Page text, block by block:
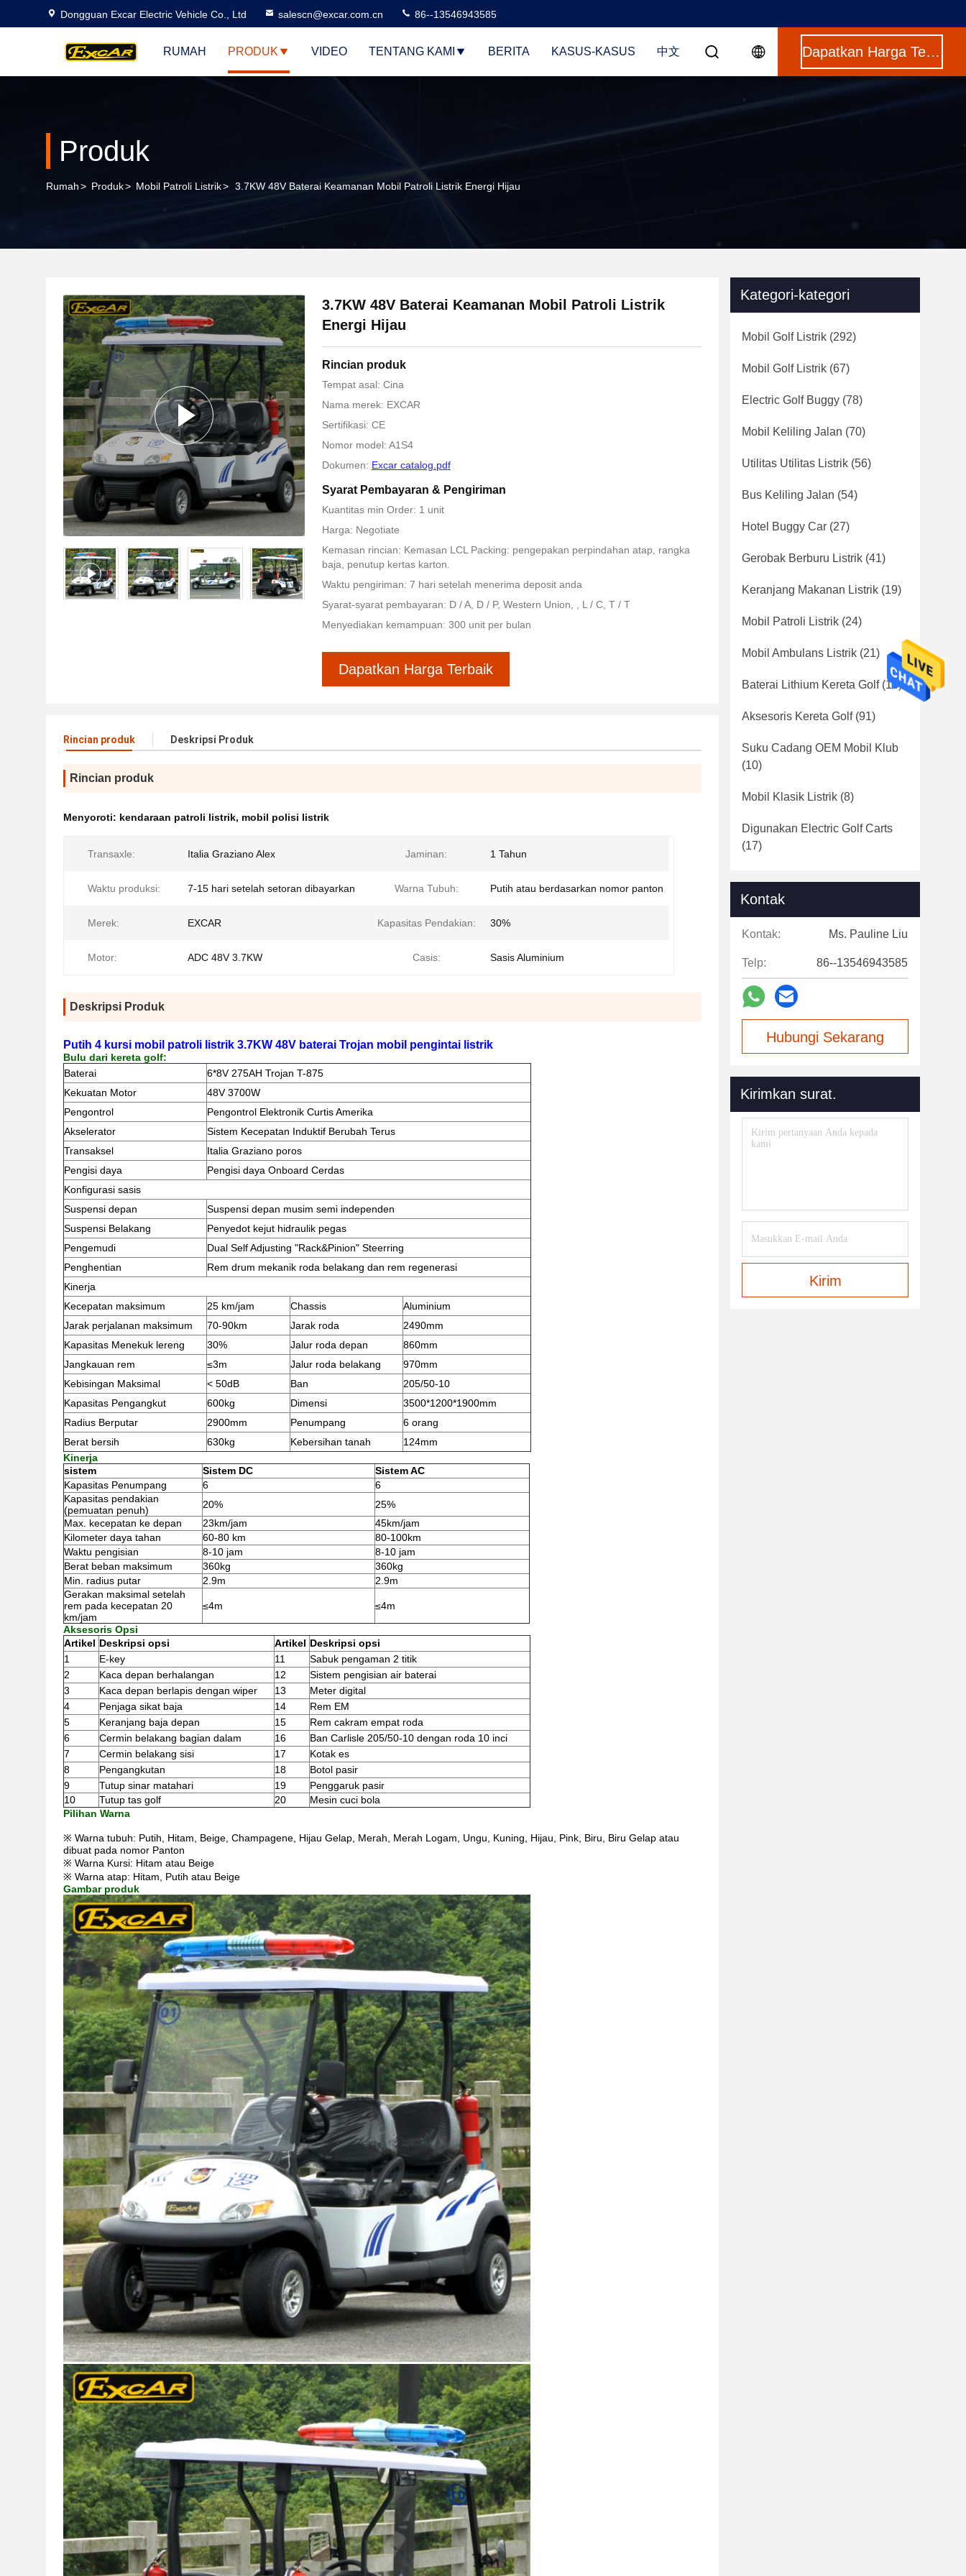
Dongguan Excar Electric Vehicle Co., Ltd salescn@excar.com.cn 86--13546943585
RUMAH PRODUK VIDEO TENTANG KAMI BERITA KASUS-KASUS 中文 Dapatkan Harga Terbaik
Produk
Rumah> Produk> Mobil Patroli Listrik> 3.7KW 48V Baterai Keamanan Mobil Patroli Listrik Energi Hijau
3.7KW 48V Baterai Keamanan Mobil Patroli Listrik
Energi Hijau
Rincian produk
Tempat asal: Cina
Nama merek: EXCAR
Sertifikasi: CE
Nomor model: A1S4
Dokumen: Excar catalog.pdf
Syarat Pembayaran & Pengiriman
Kuantitas min Order: 1 unit
Harga: Negotiate
Kemasan rincian: Kemasan LCL Packing: pengepakan perpindahan atap, rangka
baja, penutup kertas karton.
Waktu pengiriman: 7 hari setelah menerima deposit anda
Syarat-syarat pembayaran: D / A, D / P, Western Union, , L / C, T / T
Menyediakan kemampuan: 300 unit per bulan
Dapatkan Harga Terbaik
Rincian produk Deskripsi Produk
Rincian produk
Menyoroti: kendaraan patroli listrik, mobil polisi listrik
Transaxle: Italia Graziano Alex Jaminan: 1 Tahun
Waktu produksi: 7-15 hari setelah setoran dibayarkan Warna Tubuh: Putih atau berdasarkan nomor panton
Merek: EXCAR Kapasitas Pendakian: 30%
Motor: ADC 48V 3.7KW Casis: Sasis Aluminium
Deskripsi Produk
Putih 4 kursi mobil patroli listrik 3.7KW 48V baterai Trojan mobil pengintai listrik
Bulu dari kereta golf:
Baterai
6*8V 275AH Trojan T-875
Kekuatan Motor
48V 3700W
Pengontrol
Pengontrol Elektronik Curtis Amerika
Akselerator
Sistem Kecepatan Induktif Berubah Terus
Transaksel
Italia Graziano poros
Pengisi daya
Pengisi daya Onboard Cerdas
Konfigurasi sasis
Suspensi depan
Suspensi depan musim semi independen
Suspensi Belakang
Penyedot kejut hidraulik pegas
Pengemudi
Dual Self Adjusting "Rack&Pinion" Steerring
Penghentian
Rem drum mekanik roda belakang dan rem regenerasi
Kinerja
Kecepatan maksimum
25 km/jam Chassis
Aluminium
Jarak perjalanan maksimum
70-90km Jarak roda
2490mm
Kapasitas Menekuk lereng
30% Jalur roda depan
860mm
Jangkauan rem
≤3m Jalur roda belakang
970mm
Kebisingan Maksimal
< 50dB Ban
205/50-10
Kapasitas Pengangkut
600kg Dimensi
3500*1200*1900mm
Radius Berputar
2900mm Penumpang
6 orang
Berat bersih
630kg Kebersihan tanah
124mm
Kinerja
sistem
Sistem DC
Sistem AC
Kapasitas Penumpang
6
6
Kapasitas pendakian
(pemuatan penuh)
20%
25%
Max. kecepatan ke depan
23km/jam
45km/jam
Kilometer daya tahan
60-80 km
80-100km
Waktu pengisian
8-10 jam
8-10 jam
Berat beban maksimum
360kg
360kg
Min. radius putar
2.9m
2.9m
Gerakan maksimal setelah
rem pada kecepatan 20
km/jam
≤4m ≤4m
Aksesoris Opsi
Artikel Deskripsi opsi Artikel Deskripsi opsi
1
E-key 11
Sabuk pengaman 2 titik
2
Kaca depan berhalangan 12
Sistem pengisian air baterai
3
Kaca depan berlapis dengan wiper 13
Meter digital
4
Penjaga sikat baja 14
Rem EM
5
Keranjang baja depan 15
Rem cakram empat roda
6
Cermin belakang bagian dalam 16
Ban Carlisle 205/50-10 dengan roda 10 inci
7
Cermin belakang sisi 17
Kotak es
8
Pengangkutan 18
Botol pasir
9
Tutup sinar matahari 19
Penggaruk pasir
10
Tutup tas golf 20
Mesin cuci bola
Pilihan Warna
※ Warna tubuh: Putih, Hitam, Beige, Champagene, Hijau Gelap, Merah, Merah Logam, Ungu, Kuning, Hijau, Pink, Biru, Biru Gelap atau
dibuat pada nomor Panton
※ Warna Kursi: Hitam atau Beige
※ Warna atap: Hitam, Putih atau Beige
Gambar produk
Kategori-kategori
Mobil Golf Listrik (292)
Mobil Golf Listrik (67)
Electric Golf Buggy (78)
Mobil Keliling Jalan (70)
Utilitas Utilitas Listrik (56)
Bus Keliling Jalan (54)
Hotel Buggy Car (27)
Gerobak Berburu Listrik (41)
Keranjang Makanan Listrik (19)
Mobil Patroli Listrik (24)
Mobil Ambulans Listrik (21)
Baterai Lithium Kereta Golf(16)
Aksesoris Kereta Golf(91)
Suku Cadang OEM Mobil Klub
(10)
Mobil Klasik Listrik (8)
Digunakan Electric Golf Carts
(17)
Kontak
Kontak: Ms. Pauline Liu
Telp: 86--13546943585
Hubungi Sekarang
Kirimkan surat.
Kirim